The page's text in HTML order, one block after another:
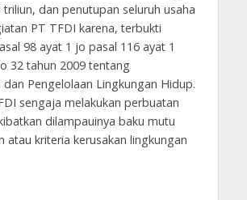
triliun, dan penutupan seluruh usaha
PT TFDI karena, terbukti
98 ayat 1 jo pasal 116 ayat 1
32 tahun 2009 tentang
dan Pengelolaan Lingkungan Hidup.
sengaja melakukan perbuatan
dilampauinya baku mutu
atau kriteria kerusakan lingkungan